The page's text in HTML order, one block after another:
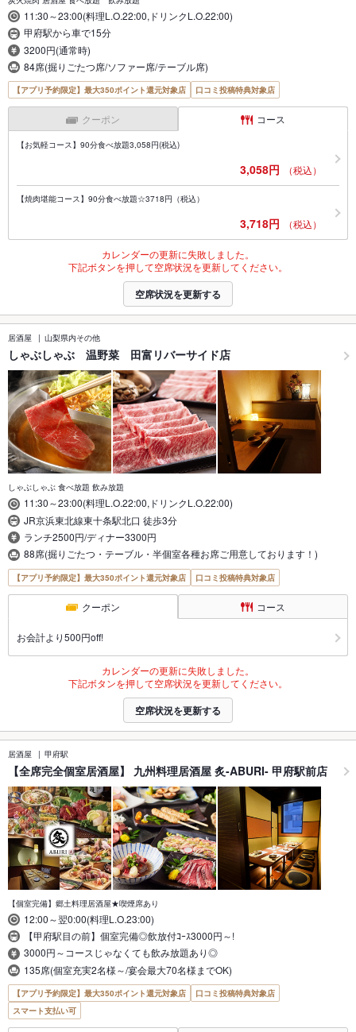
11:30～23:00(料理L.O.22:00,ドリンクL.O.22:00)
甲府駅から車で15分
3200円(通常時)
84席(掘りごたつ席/ソファー席/テーブル席)
【アプリ予約限定】最大350ポイント還元対象店 口コミ投稿特典対象店
クーポン コース
【お気軽コース】90分食べ放題3,058円(税込)
3,058円 （税込）
【焼肉堪能コース】90分食べ放題☆3718円（税込）
3,718円 （税込）
カレンダーの更新に失敗しました。
下記ボタンを押して空席状況を更新してください。
空席状況を更新する
居酒屋 山梨県内その他
しゃぶしゃぶ 温野菜 田富リバーサイド店
しゃぶしゃぶ 食べ放題 飲み放題
11:30～23:00(料理L.O.22:00,ドリンクL.O.22:00)
JR京浜東北線東十条駅北口 徒歩3分
ランチ2500円/ディナー3300円
88席(掘りごたつ・テーブル・半個室各種お席ご用意しております！)
【アプリ予約限定】最大350ポイント還元対象店 口コミ投稿特典対象店
クーポン コース
お会計より500円off!
カレンダーの更新に失敗しました。
下記ボタンを押して空席状況を更新してください。
空席状況を更新する
居酒屋 甲府駅
【全席完全個室居酒屋】 九州料理居酒屋 炙-ABURI- 甲府駅前店
【個室完備】郷土料理居酒屋★喫煙席あり
12:00～翌0:00(料理L.O.23:00)
【甲府駅目の前】個室完備◎飲放付ｺｰｽ3000円～!
3000円～コースじゃなくても飲み放題あり◎
135席(個室充実2名様～/宴会最大70名様までOK)
【アプリ予約限定】最大350ポイント還元対象店
口コミ投稿特典対象店
スマート支払い可